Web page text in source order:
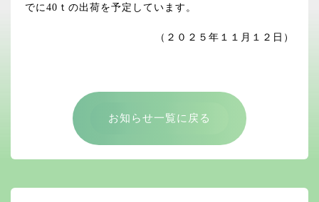
でに40ｔの出荷を予定しています。
（２０２５年１１月１２日）
お知らせ一覧に戻る